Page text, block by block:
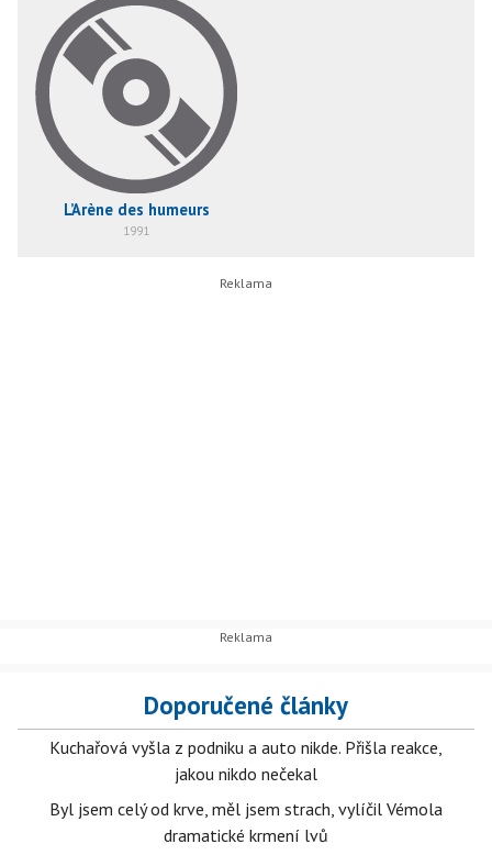
L’Arène des humeurs
1991
Doporučené články
Kuchařová vyšla z podniku a auto nikde. Přišla reakce,
jakou nikdo nečekal
Byl jsem celý od krve, měl jsem strach, vylíčil Vémola
dramatické krmení lvů